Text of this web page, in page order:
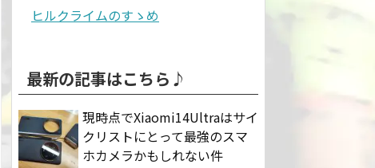
ヒルクライムのすゝめ
最新の記事はこちら♪
現時点でXiaomi14Ultraはサイ
クリストにとって最強のスマ
ホカメラかもしれない件